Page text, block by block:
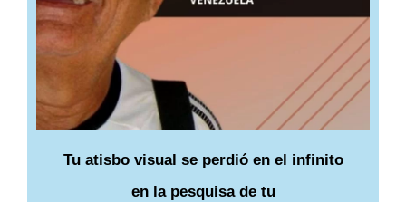
Tu atisbo visual se perdió en el infinito
en la pesquisa de tu